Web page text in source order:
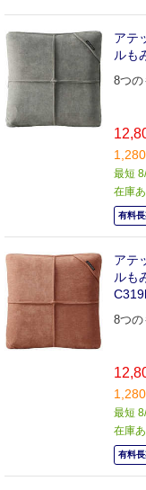
アテ
ルも
8つの
1,280
最短
在庫あ
有料
アテ
ルも
8つの
1,280
最短
在庫あ
有料